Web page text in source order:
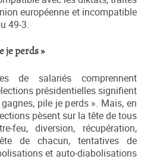
européenne et incompatible
49-3.
je perds »
de salariés comprennent
présidentielles signifient
pile je perds ». Mais, en
pèsent sur la tête de tous
feu, diversion, récupération,
de chacun, tentatives de
et auto-diabolisations